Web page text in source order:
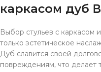
каркасом дуб
Выбор стульев с каркасом
только эстетическое
Дуб славится своей
повреждениям, что делает